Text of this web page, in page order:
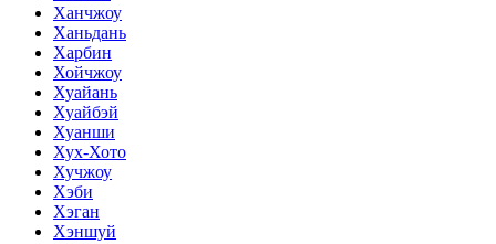
Ханчжоу
Ханьдань
Харбин
Хойчжоу
Хуайань
Хуайбэй
Хуанши
Хух-Хото
Хучжоу
Хэби
Хэган
Хэншуй